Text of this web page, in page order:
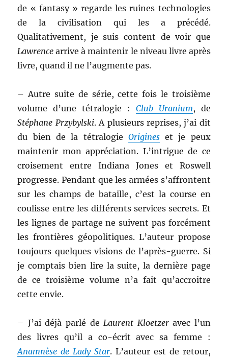
de « fantasy » regarde les ruines technologies
de la civilisation qui les a précédé.
Qualitativement, je suis content de voir que
Lawrence arrive à maintenir le niveau livre après
livre, quand il ne l’augmente pas.
– Autre suite de série, cette fois le troisième
volume d’une tétralogie : Club Uranium, de
Stéphane Przybylski. A plusieurs reprises, j’ai dit
du bien de la tétralogie Origineset je peux
maintenir mon appréciation. L’intrigue de ce
croisement entre Indiana Jones et Roswell
progresse. Pendant que les armées s’affrontent
sur les champs de bataille, c’est la course en
coulisse entre les différents services secrets. Et
les lignes de partage ne suivent pas forcément
les frontières géopolitiques. L’auteur propose
toujours quelques visions de l’après-guerre. Si
je comptais bien lire la suite, la dernière page
de ce troisième volume n’a fait qu’accroitre
cette envie.
– J’ai déjà parlé deLaurent Kloetzeravec l’un
des livres qu’il a co-écrit avec sa femme :
Anamnèse de Lady Star. L’auteur est de retour,